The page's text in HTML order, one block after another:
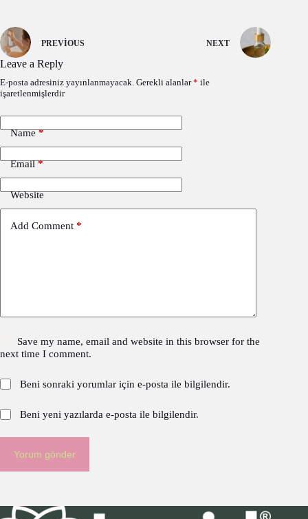
PREVIOUS NEXT
Leave a Reply
E-posta adresiniz yayınlanmayacak. Gerekli alanlar* ile
işaretlenmişlerdir
Name*
Email*
Website
Add Comment *
Save my name, email and website in this browser for the
next time I comment.
Beni sonraki yorumlar için e-posta ile bilgilendir.
Beni yeni yazılarda e-posta ile bilgilendir.
Yorum gönder